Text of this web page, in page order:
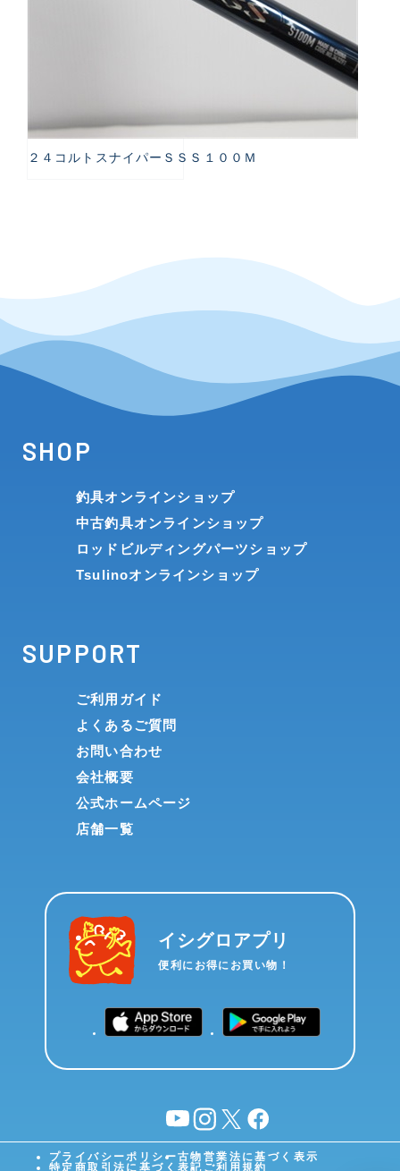
２４コルトスナイパーＳＳＳ１００Ｍ
SHOP
釣具オンラインショップ
中古釣具オンラインショップ
ロッドビルディングパーツショップ
Tsulinoオンラインショップ
SUPPORT
ご利用ガイド
よくあるご質問
お問い合わせ
会社概要
公式ホームページ
店舗一覧
イシグロアプリ
便利にお得にお買い物！
YouTubeinstagram
X facebook
プライバシーポリシー古物営業法に基づく表示
特定商取引法に基づく表記 ご利用規約